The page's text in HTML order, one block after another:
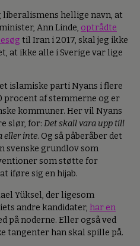
hellige navn, at
Ann Linde, optrådte
til Iran i 2017, skal jeg ikke
at ikke alle i Sverige var lige
islamiske parti Nyans i flere
procent af stemmerne og er
kommuner. Her vil Nyans
slør, for: Det skall vara upp till
eller inte. Og så påberåber det
svenske grundlov som
som støtte for
iføre sig en hijab.
Yüksel, der ligesom
andre kandidater, har en
på noderne. Eller også ved
tangenter han skal spille på.